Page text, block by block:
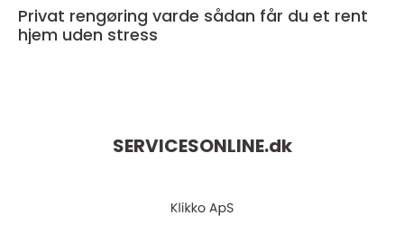
Privat rengøring varde sådan får du et rent
hjem uden stress
SERVICESONLINE.dk